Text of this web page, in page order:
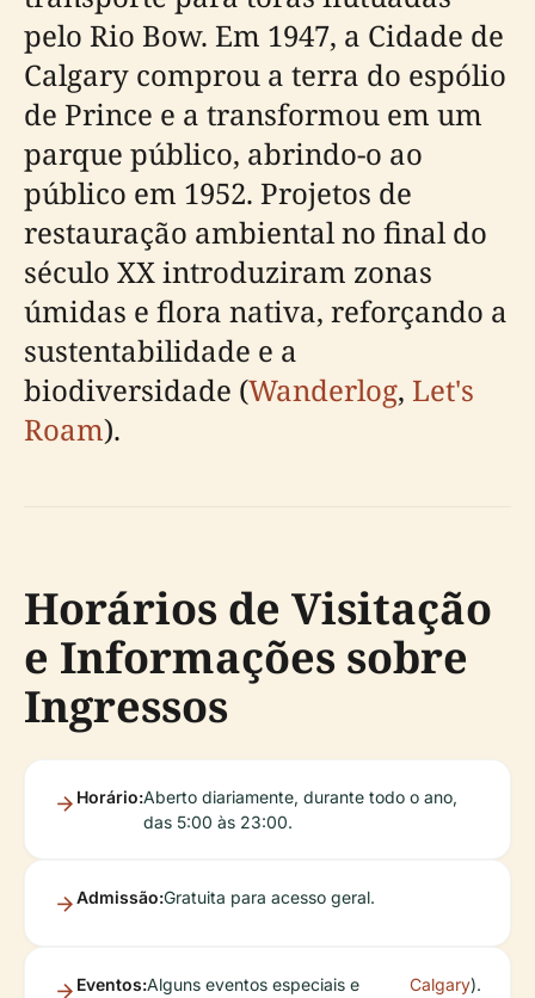
pelo Rio Bow. Em 1947, a Cidade de
Calgary comprou a terra do espólio
de Prince e a transformou em um
parque público, abrindo-o ao
público em 1952. Projetos de
restauração ambiental no final do
século XX introduziram zonas
úmidas e flora nativa, reforçando a
sustentabilidade e a
biodiversidade (Wanderlog, Let's
Roam).
Horários de Visitação
e Informações sobre
Ingressos
Horário:Aberto diariamente, durante todo o ano,
das 5:00 às 23:00.
Admissão:Gratuita para acesso geral.
Eventos:Alguns eventos especiais e
Calgary).